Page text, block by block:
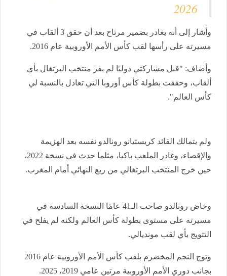
2026
وأشار إلى أنه يغادر بضمير مرتاح بعد أن حقق 3 ألقاب في
مسيرته على رأسها لقب كأس الأمم الأوروبية عام 2016.
وأضاف: "قبل مشاركتي دوليًا لم يفز منتخب البرتغال بأي
ألقاب، وحققت بطولة كأس أوروبا التي تعادل بالنسبة لي
كأس العالم".
ولم يتمالك القائد كريستيانو رونالدو نفسه بعد الهزيمة
والإقصاء، وغادر الملعب باكيا، مثلما حدث في نسخة 2022،
حين خرج المنتخب البرتغالي من ربع النهائي أمام المغرب.
وخاض رونالدو صاحب الـ41 عامًا النسخة السادسة في
مسيرته على مستوى بطولة كأس العالم ولكنه لم يفلح في
التتويج بأي لقب مونديالي.
وتوج النجم المخضرم بلقب كأس الأمم الأوروبية عام 2016
بجانب دوري الأمم الأوروبية مرتين عامي 2019، 2025.